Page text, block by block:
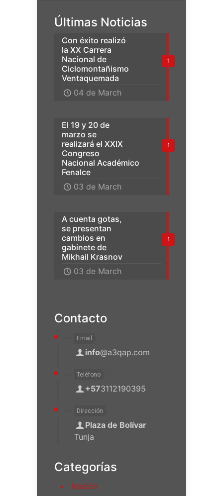
Últimas Noticias
1
Con éxito realizó
la XX Carrera
Nacional de
Ciclomontañismo
Ventaquemada
04 de March
1
El 19 y 20 de
marzo se
realizará el XXIX
Congreso
Nacional Académico
Fenalce
03 de March
1
A cuenta gotas,
se presentan
cambios en
gabinete de
Mikhail Krasnov
03 de March
Contacto
Email
info@a3qap.com
Teléfono
+573112190395
Dirección
Plaza de Bolívar
Tunja
Categorías
Nación